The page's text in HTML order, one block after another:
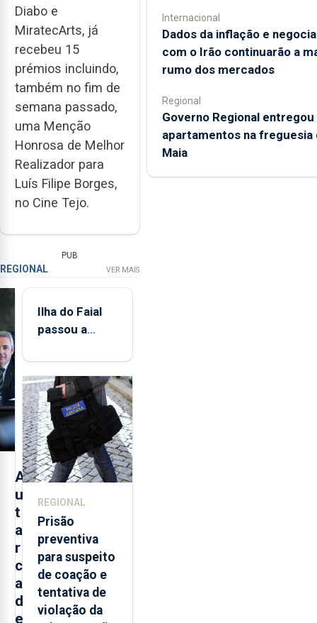
Diabo e
MiratecArts, já
recebeu 15
prémios incluindo,
também no fim de
semana passado,
uma Menção
Honrosa de Melhor
Realizador para
Luís Filipe Borges,
no Cine Tejo.
PUB
REGIONAL VER MAIS
A
u
t
a
r
c
a
d
e
Ilha do Faial
passou a
de
monitorização
de infrassons
dos Açores
REGIONAL
Prisão
preventiva
para suspeito
de coação e
tentativa de
violação da
Internacional
Dados da inflação e
com o Irão continuarão a
rumo dos mercados
Regional
Governo Regional entregou
apartamentos na freguesia
Maia